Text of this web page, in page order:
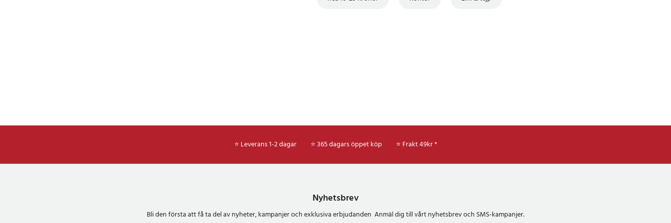
⭐ Leverans 1-2 dagar ⭐ 365 dagars öppet köp ⭐ Frakt 49kr *
Nyhetsbrev
Bli den första att få ta del av nyheter, kampanjer och exklusiva erbjudanden Anmäl dig till vårt nyhetsbrev och SMS-kampanjer.